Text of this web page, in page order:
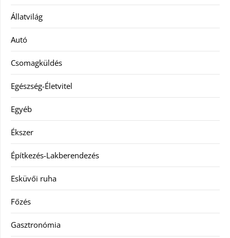
Állatvilág
Autó
Csomagküldés
Egészség-Életvitel
Egyéb
Ékszer
Építkezés-Lakberendezés
Esküvői ruha
Főzés
Gasztronómia